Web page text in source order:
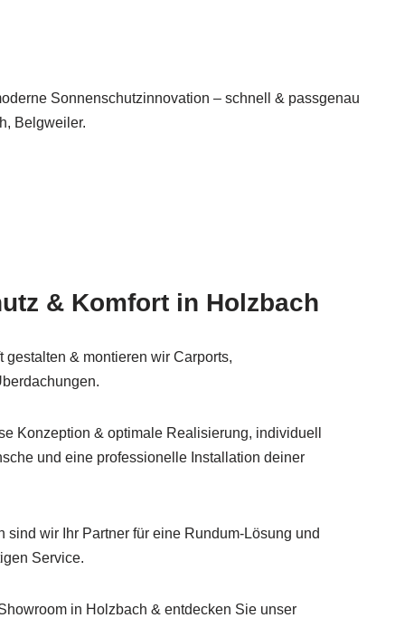
Sonnenschutzinnovation – schnell & passgenau
Belgweiler.
& Komfort in Holzbach
& montieren wir Carports,
Konzeption & optimale Realisierung, individuell
und eine professionelle Installation deiner
sind wir Ihr Partner für eine Rundum-Lösung und
Service.
in Holzbach & entdecken Sie unser